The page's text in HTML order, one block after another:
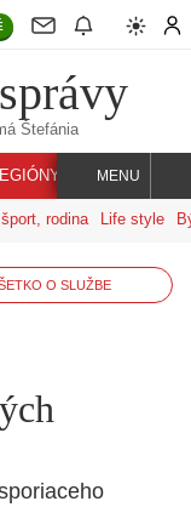
Štefánia
INDEX SVET
MENU
rodina Life style
O SLUŽBE